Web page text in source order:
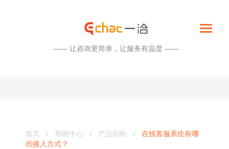
—— 让咨询更简单，让服务有温度 ——
首页 / 帮助中心 / 产品剖析 / 在线客服系统有哪
些接入方式？